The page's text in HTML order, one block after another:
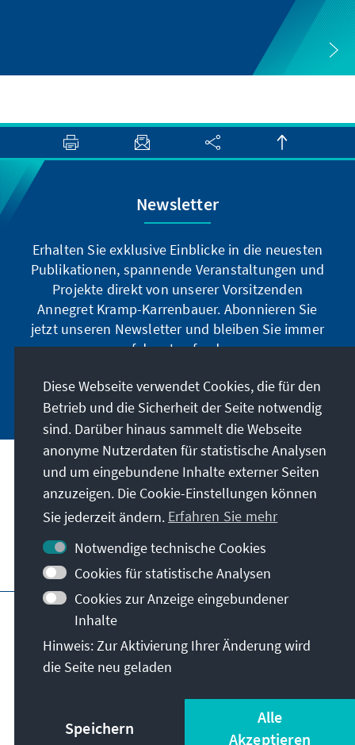
Newsletter
Erhalten Sie exklusive Einblicke in die neuesten
Publikationen, spannende Veranstaltungen und
Projekte direkt von unserer Vorsitzenden
Annegret Kramp-Karrenbauer. Abonnieren Sie
jetzt unseren Newsletter und bleiben Sie immer
auf dem Laufenden.
Jetzt abonnieren
Unser Auftrag
Kontakt
Weitere Angebote der Stiftung
Impressum
Datenschutz
Nutzungsbedingungen
Erklärung zur Barrierefreiheit
Barriere melden
Sitemap
© Konrad-Adenauer-Stiftung e.V. 2026
Diese Webseite verwendet Cookies, die für den
Betrieb und die Sicherheit der Seite notwendig
sind. Darüber hinaus sammelt die Webseite
anonyme Nutzerdaten für statistische Analysen
und um eingebundene Inhalte externer Seiten
anzuzeigen. Die Cookie-Einstellungen können
Sie jederzeit ändern. Erfahren Sie mehr
Notwendige technische Cookies
Cookies für statistische Analysen
Cookies zur Anzeige eingebundener
Inhalte
Hinweis: Zur Aktivierung Ihrer Änderung wird
die Seite neu geladen
Speichern
Alle
Akzeptieren